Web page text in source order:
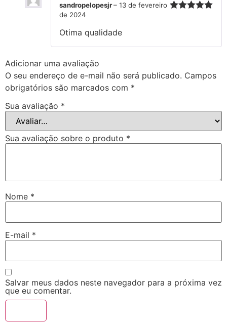
sandropelopesjr– 13 de fevereiro
de 2024
Otima qualidade
Adicionar uma avaliação
O seu endereço de e-mail não será publicado. Campos
obrigatórios são marcados com *
Sua avaliação *
Sua avaliação sobre o produto *
Nome *
E-mail *
Salvar meus dados neste navegador para a próxima vez
que eu comentar.